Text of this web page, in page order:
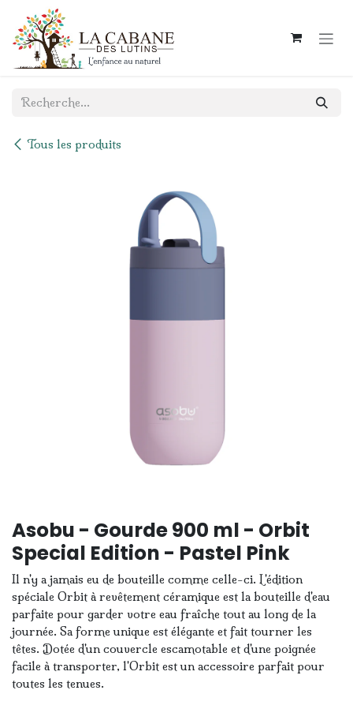
Se rendre au contenu
Tous les produits
Asobu - Gourde 900 ml - Orbit
Special Edition - Pastel Pink
Il n'y a jamais eu de bouteille comme celle-ci. L'édition
spéciale Orbit à revêtement céramique est la bouteille d'eau
parfaite pour garder votre eau fraîche tout au long de la
journée. Sa forme unique est élégante et fait tourner les
têtes. Dotée d'un couvercle escamotable et d'une poignée
facile à transporter, l'Orbit est un accessoire parfait pour
toutes les tenues.